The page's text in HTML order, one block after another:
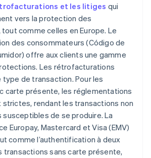
et les litiges qui
vers la protection des
comme celles en Europe. Le
des consommateurs (Código de
offre aux clients une gamme
Les rétrofacturations
de transaction. Pour les
carte présente, les réglementations
rendant les transactions non
de se produire. La
Europay, Mastercard et Visa (EMV)
comme l’authentification à deux
transactions sans carte présente,